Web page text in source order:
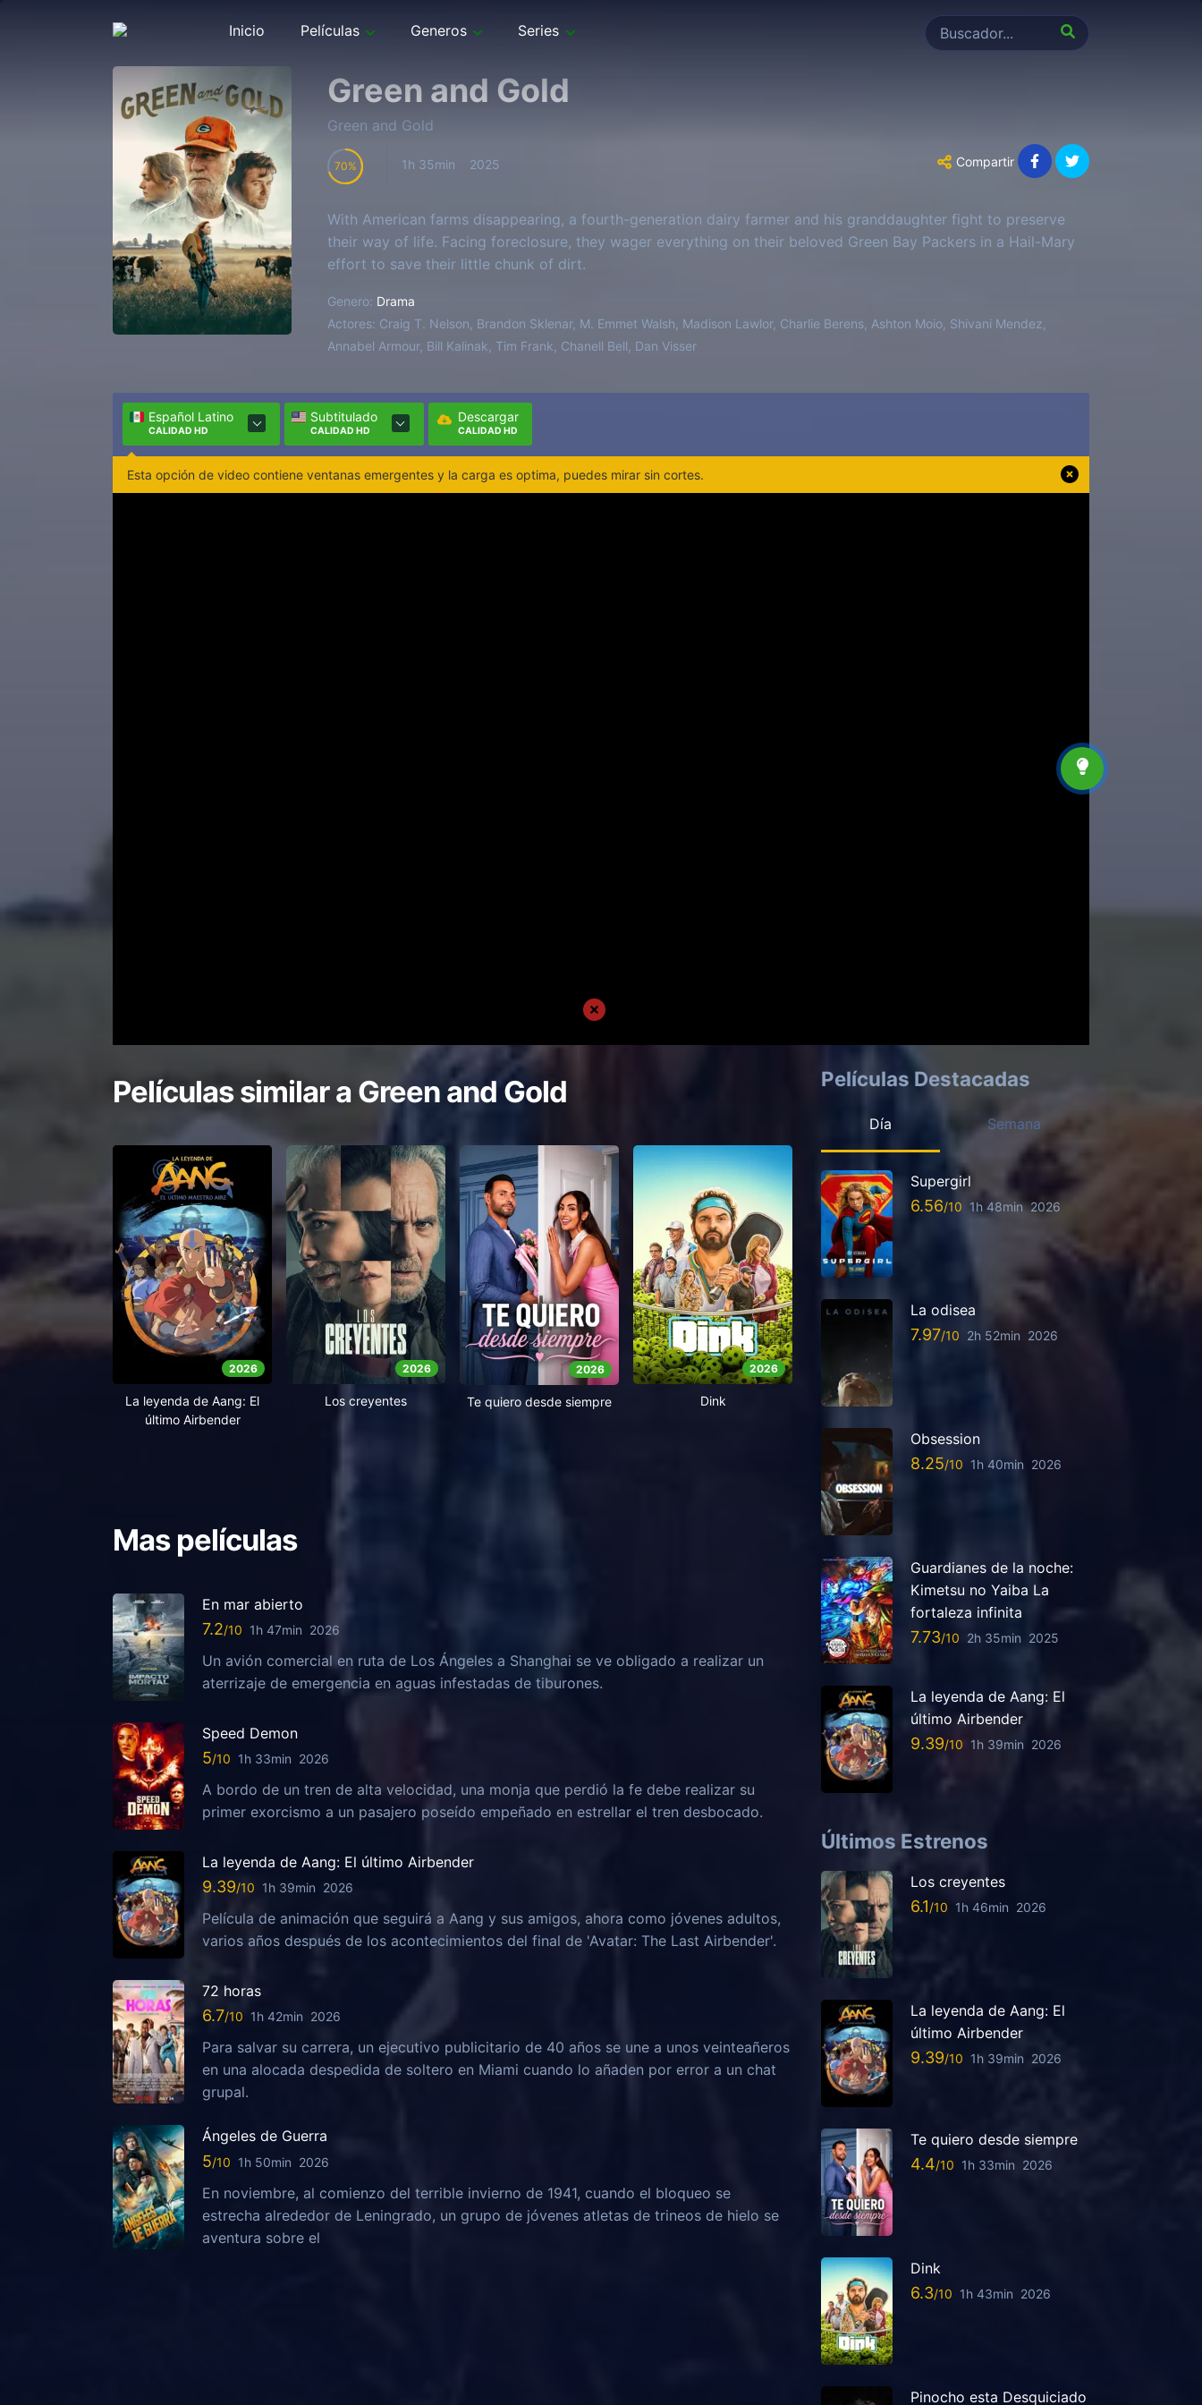
Inicio Películas Generos Series
Green and Gold
Green and Gold
70 1h 35min 2025 Compartir
With American farms disappearing, a fourth-generation dairy farmer and his granddaughter fight to preserve
their way of life. Facing foreclosure, they wager everything on their beloved Green Bay Packers in a Hail-Mary
effort to save their little chunk of dirt.
Genero: Drama
Actores: Craig T. Nelson, Brandon Sklenar, M. Emmet Walsh, Madison Lawlor, Charlie Berens, Ashton Moio, Shivani Mendez,
Annabel Armour, Bill Kalinak, Tim Frank, Chanell Bell, Dan Visser
Español Latino
CALIDAD HD
Subtitulado
CALIDAD HD
Descargar
CALIDAD HD
Esta opción de video contiene ventanas emergentes y la carga es optima, puedes mirar sin cortes.
Películas similar a Green and Gold
2026
La leyenda de Aang: El
último Airbender
2026
Los creyentes
2026
Te quiero desde siempre
2026
Dink
Mas películas
En mar abierto
7.2 1h 47min 2026
Un avión comercial en ruta de Los Ángeles a Shanghai se ve obligado a realizar un
aterrizaje de emergencia en aguas infestadas de tiburones.
Speed Demon
5 1h 33min 2026
A bordo de un tren de alta velocidad, una monja que perdió la fe debe realizar su
primer exorcismo a un pasajero poseído empeñado en estrellar el tren desbocado.
La leyenda de Aang: El último Airbender
9.39 1h 39min 2026
Película de animación que seguirá a Aang y sus amigos, ahora como jóvenes adultos,
varios años después de los acontecimientos del final de 'Avatar: The Last Airbender'.
72 horas
6.7 1h 42min 2026
Para salvar su carrera, un ejecutivo publicitario de 40 años se une a unos veinteañeros
en una alocada despedida de soltero en Miami cuando lo añaden por error a un chat
grupal.
Ángeles de Guerra
5 1h 50min 2026
En noviembre, al comienzo del terrible invierno de 1941, cuando el bloqueo se
estrecha alrededor de Leningrado, un grupo de jóvenes atletas de trineos de hielo se
aventura sobre el
Películas Destacadas
Día Semana
Supergirl
6.56 1h 48min 2026
La odisea
7.97 2h 52min 2026
Obsession
8.25 1h 40min 2026
Guardianes de la noche:
Kimetsu no Yaiba La
fortaleza infinita
7.73 2h 35min 2025
La leyenda de Aang: El
último Airbender
9.39 1h 39min 2026
Últimos Estrenos
Los creyentes
6.1 1h 46min 2026
La leyenda de Aang: El
último Airbender
9.39 1h 39min 2026
Te quiero desde siempre
4.4 1h 33min 2026
Dink
6.3 1h 43min 2026
Pinocho esta Desquiciado